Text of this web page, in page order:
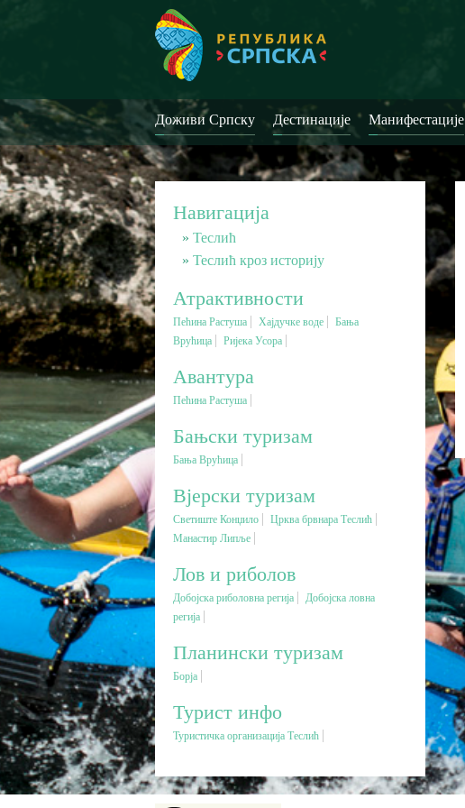
Доживи Српску Дестинације Манифестације
Навигација
Теслић
Теслић кроз историју
Атрактивности
Пећина Растуша Хајдучке воде
Бања
Врућица
Ријека Усора
Авантура
Пећина Растуша
Бањски туризам
Бања Врућица
Вјерски туризам
Светиште Конџило
Црква брвнара Теслић
Maнастир Липље
Лов и риболов
Добојска риболовна регија
Добојска ловна
регија
Планински туризам
Борја
Турист инфо
Туристичка организација Теслић